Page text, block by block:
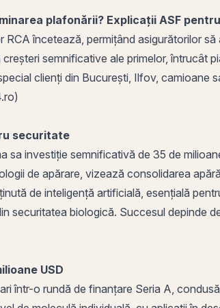
plafonării? Explicații ASF
încetează, permițând asigurătorilor
semnificative ale primelor, întrucât
clienți din București, Ilfov, camioane
securitate
sa investiție semnificativă de 35 de
de apărare, vizează consolidarea
de inteligență artificială, esențială
securitatea biologică. Succesul depinde
USD
într-o rundă de finanțare Seria A,